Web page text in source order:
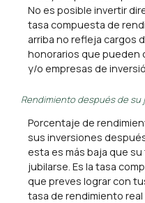
No es posible invertir
tasa compuesta de
arriba no refleja cargos
honorarios que pueden
y/o empresas de
Rendimiento después de su
Porcentaje de
sus inversiones
esta es más baja que
jubilarse. Es la tasa
que preves lograr con
tasa de rendimiento